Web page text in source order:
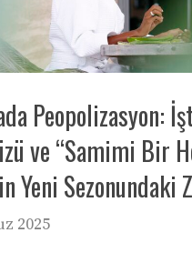
Peopolizasyon:
ve “Samimi Bir
Yeni Sezonundaki
2025